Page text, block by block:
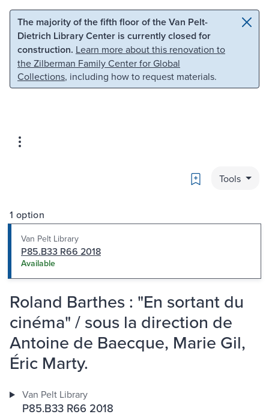
Skip to main content Skip to search
The majority of the fifth floor of the Van Pelt-
Dietrich Library Center is currently closed for
construction. Learn more about this renovation to
the Zilberman Family Center for Global
Collections, including how to request materials.
Bookmark
Tools
1 option
Van Pelt Library
P85.B33 R66 2018
Available
Roland Barthes : "En sortant du
cinéma" / sous la direction de
Antoine de Baecque, Marie Gil,
Éric Marty.
Van Pelt Library
P85.B33 R66 2018